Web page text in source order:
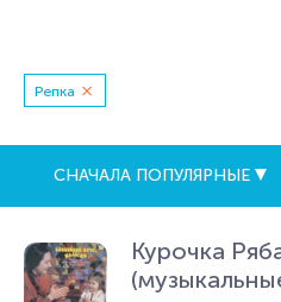
Репка
СНАЧАЛА ПОПУЛЯРНЫЕ
Курочка